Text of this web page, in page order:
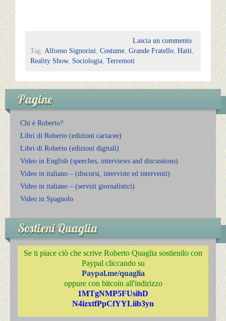
Lascia un commento .
Tag: Alfonso Signorini, Costume, Grande Fratello, Haiti,
Reality Show, Sociologia, Terremoti .
Pagine
Chi è Roberto?
Libri di Roberto (edizioni cartacee)
Libri di Roberto (edizioni digitali)
Video in English (speeches, interviews and discussions)
Video in italiano – (discorsi, interviste ed interventi)
Video in italiano – (servizi giornalistici)
Video in Spagnolo
Sostieni Quaglia
Se ti piace ciò che scrive Roberto Quaglia sostienilo con
Paypal cliccando su
Paypal.me/quaglia
oppure con bitcoin all'indirizzo
1MTgNMP5FUsihD
N4izxtfPpCfYYLiib3yn